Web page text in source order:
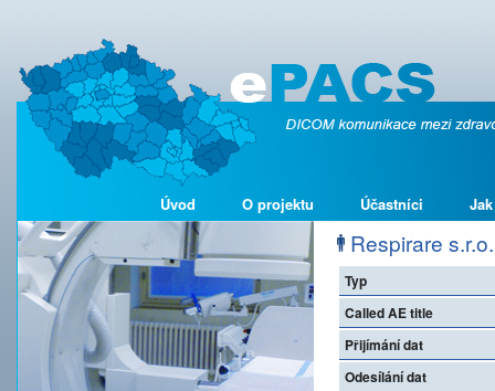
Úvod O projektu Účastníci
Respirare s.r.o.
Typ
Called AE title
Přijímání dat
Odesílání dat